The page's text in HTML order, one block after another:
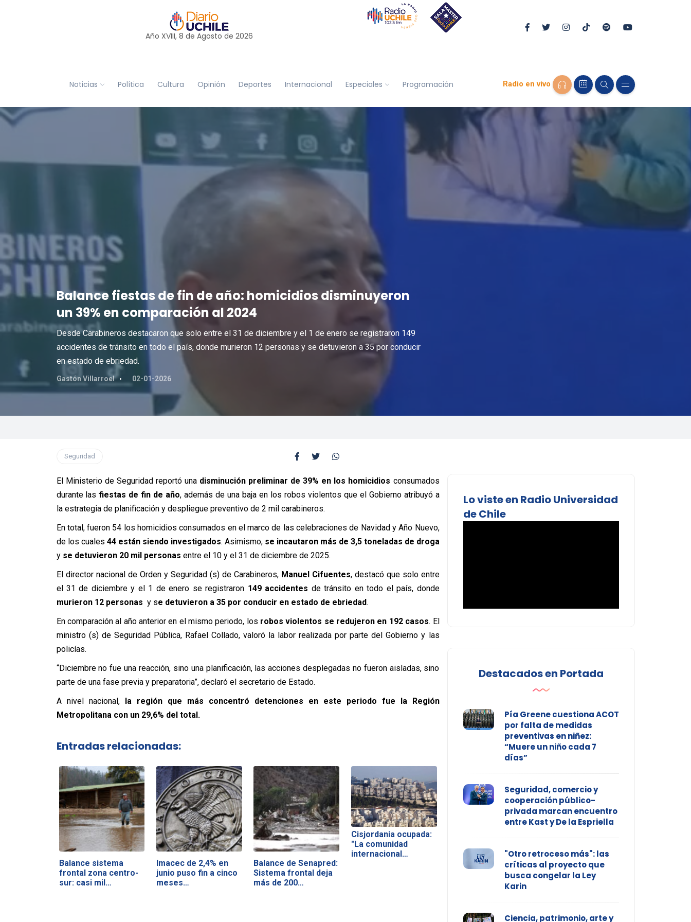
Año XVIII, 8 de Agosto de 2026
Noticias Política Cultura Opinión Deportes Internacional Especiales Programación Radio en vivo
Balance fiestas de fin de año: homicidios disminuyeron
un 39% en comparación al 2024
Desde Carabineros destacaron que solo entre el 31 de diciembre y el 1 de enero se registraron 149
accidentes de tránsito en todo el país, donde murieron 12 personas y se detuvieron a 35 por conducir
en estado de ebriedad.
Gastón Villarroel 02-01-2026
Seguridad
El Ministerio de Seguridad reportó una disminución preliminar de 39% en los homicidios consumados
durante lasfiestas de fin de año, además de una baja en los robos violentos que el Gobierno atribuyó a
la estrategia de planificación y despliegue preventivo de 2 mil carabineros.
En total, fueron 54 los homicidios consumados en el marco de las celebraciones de Navidad y Año Nuevo,
de los cuales 44 están siendo investigados. Asimismo,se incautaron más de 3,5 toneladas de droga
y se detuvieron 20 mil personas entre el 10 y el 31 de diciembre de 2025.
El director nacional de Orden y Seguridad (s) de Carabineros, Manuel Cifuentes, destacó que solo entre
el 31 de diciembre y el 1 de enero se registraron 149 accidentes de tránsito en todo el país, donde
murieron 12 personas y se detuvieron a 35 por conducir en estado de ebriedad.
En comparación al año anterior en el mismo periodo, los robos violentos se redujeron en 192 casos. El
ministro (s) de Seguridad Pública, Rafael Collado, valoró la labor realizada por parte del Gobierno y las
policías.
“Diciembre no fue una reacción, sino una planificación, las acciones desplegadas no fueron aisladas, sino
parte de una fase previa y preparatoria”, declaró el secretario de Estado.
A nivel nacional, la región que más concentró detenciones en este periodo fue la Región
Metropolitana con un 29,6% del total.
Entradas relacionadas:
Balance sistema
frontal zona centro-
sur: casi mil…
Imacec de 2,4% en
junio puso fin a cinco
meses…
Balance de Senapred:
Sistema frontal deja
más de 200…
Cisjordania ocupada:
"La comunidad
internacional…
Lo viste en Radio Universidad
de Chile
Destacados en Portada
Pía Greene cuestiona ACOT
por falta de medidas
preventivas en niñez:
“Muere un niño cada 7
días”
Seguridad, comercio y
cooperación público-
privada marcan encuentro
entre Kast y De la Espriella
"Otro retroceso más": las
críticas al proyecto que
busca congelar la Ley
Karin
Ciencia, patrimonio, arte y